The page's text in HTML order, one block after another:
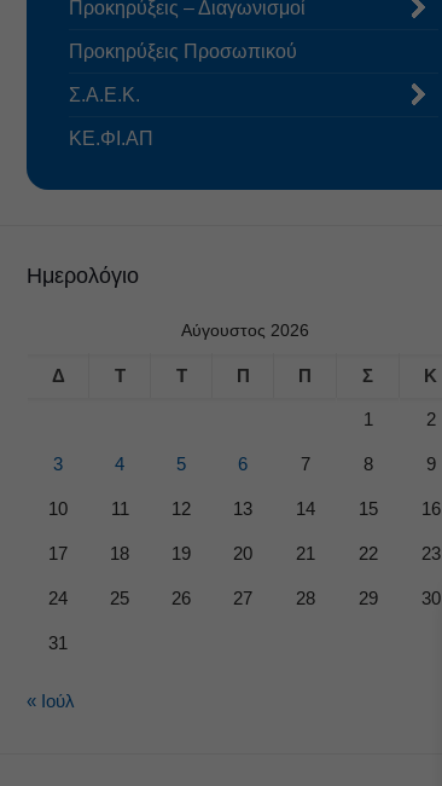
Προκηρύξεις – Διαγωνισμοί
Προκηρύξεις Προσωπικού
Σ.Α.Ε.Κ.
ΚΕ.ΦΙ.ΑΠ
Ημερολόγιο
Αύγουστος 2026
Δ Τ Τ Π Π Σ Κ
1 2
3 4 5 6 7 8 9
10 11 12 13 14 15 16
17 18 19 20 21 22 23
24 25 26 27 28 29 30
31
« Ιούλ